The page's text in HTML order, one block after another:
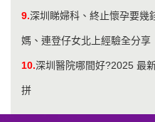
9.深圳睇婦科、終止懷孕要幾
媽、連登仔女北上經驗全分享
10.深圳醫院哪間好?2025 最
拼